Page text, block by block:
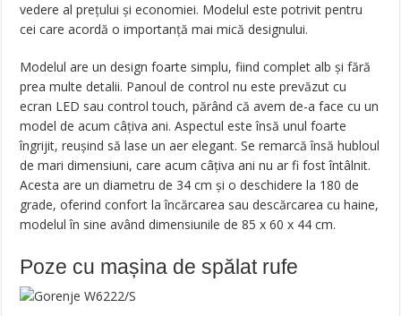
vedere al prețului și economiei. Modelul este potrivit pentru
cei care acordă o importanță mai mică designului.
Modelul are un design foarte simplu, fiind complet alb și fără
prea multe detalii. Panoul de control nu este prevăzut cu
ecran LED sau control touch, părând că avem de-a face cu un
model de acum câțiva ani. Aspectul este însă unul foarte
îngrijit, reușind să lase un aer elegant. Se remarcă însă hubloul
de mari dimensiuni, care acum câțiva ani nu ar fi fost întâlnit.
Acesta are un diametru de 34 cm și o deschidere la 180 de
grade, oferind confort la încărcarea sau descărcarea cu haine,
modelul în sine având dimensiunile de 85 x 60 x 44 cm.
Poze cu mașina de spălat rufe